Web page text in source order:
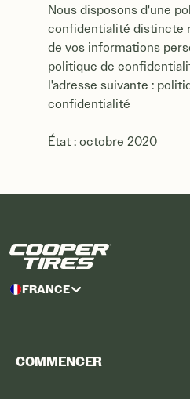
Nous disposons d'une
confidentialité distincte
de vos informations
politique de
l'adresse suivante :
confidentialité
État : octobre 2020
FRANCE
COMMENCER